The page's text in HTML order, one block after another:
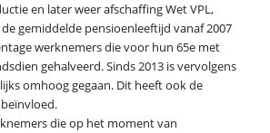
en later weer afschaffing Wet VPL,
gemiddelde pensioenleeftijd vanaf 2007
werknemers die voor hun 65e met
gehalveerd. Sinds 2013 is vervolgens
omhoog gegaan. Dit heeft ook de
die op het moment van